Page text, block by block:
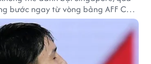
bước ngay từ vòng bảng AFF Cup